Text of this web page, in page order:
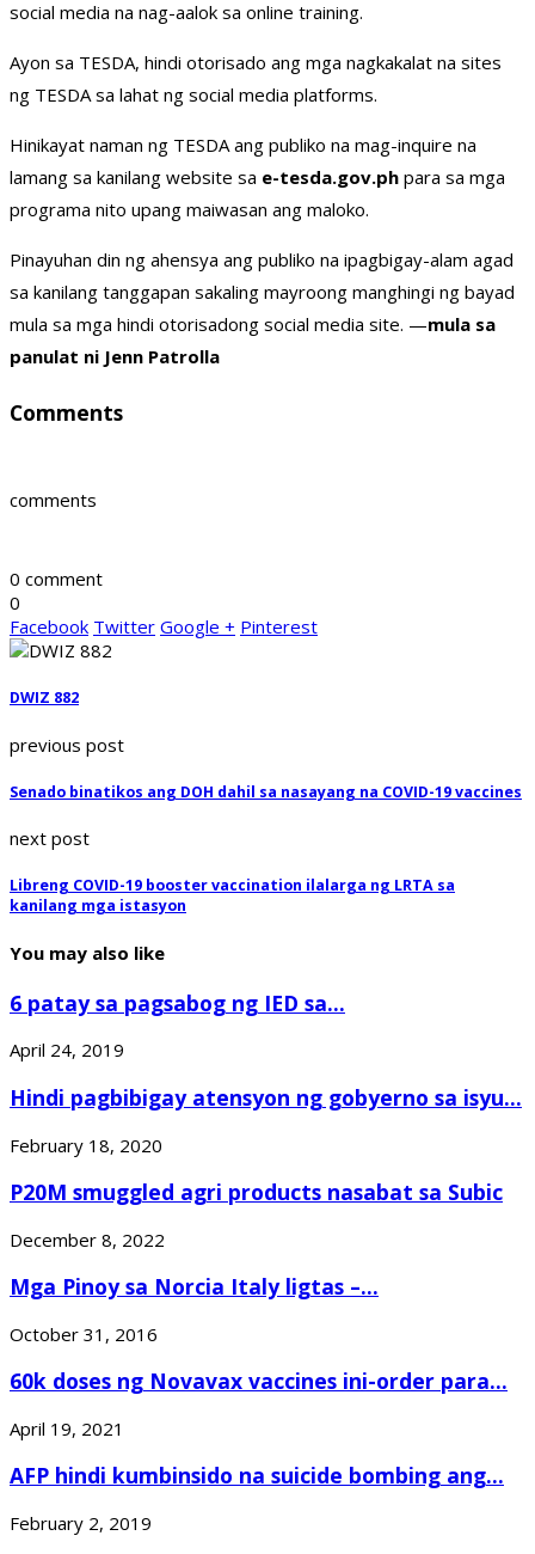
social media na nag-aalok sa online training.
Ayon sa TESDA, hindi otorisado ang mga nagkakalat na sites
ng TESDA sa lahat ng social media platforms.
Hinikayat naman ng TESDA ang publiko na mag-inquire na
lamang sa kanilang website sa e-tesda.gov.ph para sa mga
programa nito upang maiwasan ang maloko.
Pinayuhan din ng ahensya ang publiko na ipagbigay-alam agad
sa kanilang tanggapan sakaling mayroong manghingi ng bayad
mula sa mga hindi otorisadong social media site. —mula sa
panulat ni Jenn Patrolla
Comments
comments
0 comment
0
Facebook Twitter Google + Pinterest
DWIZ 882
previous post
Senado binatikos ang DOH dahil sa nasayang na COVID-19 vaccines
next post
Libreng COVID-19 booster vaccination ilalarga ng LRTA sa
kanilang mga istasyon
You may also like
6 patay sa pagsabog ng IED sa...
April 24, 2019
Hindi pagbibigay atensyon ng gobyerno sa isyu...
February 18, 2020
P20M smuggled agri products nasabat sa Subic
December 8, 2022
Mga Pinoy sa Norcia Italy ligtas –...
October 31, 2016
60k doses ng Novavax vaccines ini-order para...
April 19, 2021
AFP hindi kumbinsido na suicide bombing ang...
February 2, 2019